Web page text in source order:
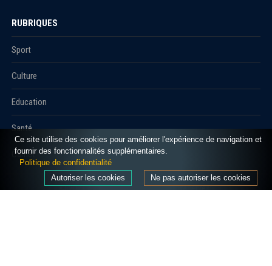
RUBRIQUES
Sport
Culture
Education
Santé
Carnet
© 2021 Algerie1.com - Tous droits réservés.
Ce site utilise des cookies pour améliorer l'expérience de navigation et
fournir des fonctionnalités supplémentaires.
Politique de confidentialité
Ne pas autoriser les cookies
Autoriser les cookies